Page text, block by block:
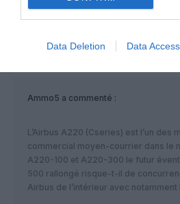
Data Deletion Data Access
Ils n’avaient pas quelques A320
Ammo5 a commenté :
L’Airbus A220 (Cseries) est l’un des
commercial moyen-courrier dans le
A220-100 et A220-300 le futur
500 rallongé risque-t-il de
Airbus de l’intérieur avec notamment